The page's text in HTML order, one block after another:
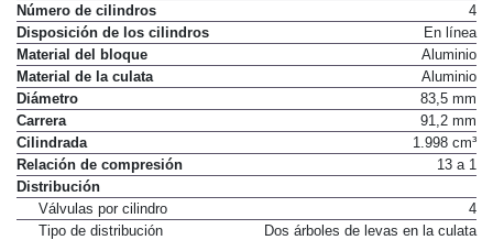
Número de cilindros
4
Disposición de los cilindros
En línea
Material del bloque
Aluminio
Material de la culata
Aluminio
Diámetro
83,5 mm
Carrera
91,2 mm
Cilindrada
1.998 cm³
Relación de compresión
13 a 1
Distribución
Válvulas por cilindro
4
Tipo de distribución
Dos árboles de levas en la culata